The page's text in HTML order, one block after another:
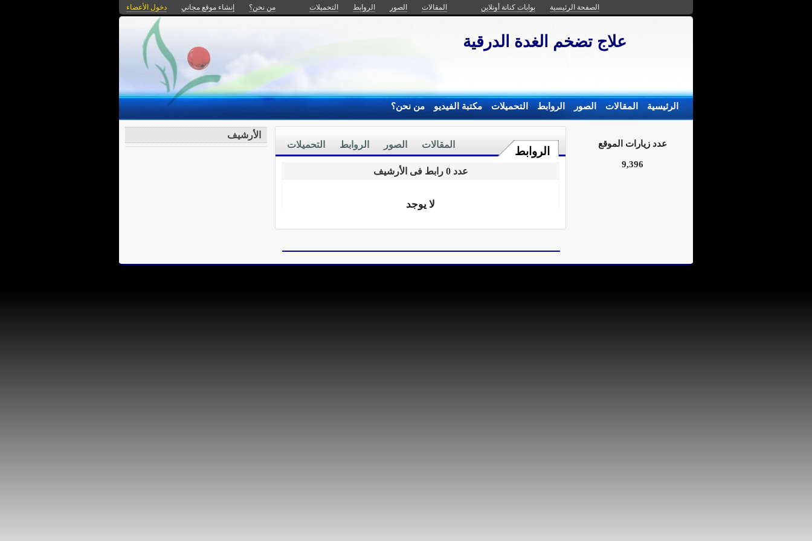
الصفحة الرئيسية بوابات كنانة أونلاين المقالات الصور الروابط التحميلات من نحن؟ إنشاء موقع مجاني دخول الأعضاء
علاج تضخم الغدة الدرقية
الرئيسية المقالات الصور الروابط التحميلات مكتبة الفيديو من نحن؟
الروابط
التحميلات الروابط الصور المقالات
عدد 0 رابط فى الأرشيف
لا يوجد
عدد زيارات الموقع
9,396
الأرشيف